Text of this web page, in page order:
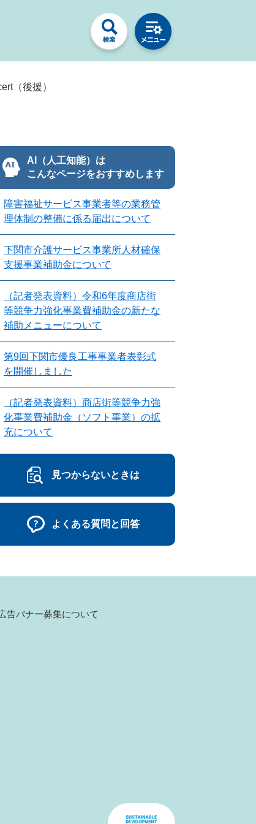
（後援）
AI（人工知能）は
こんなページをおすすめします
障害福祉サービス事業者等の業務管
理体制の整備に係る届出について
下関市介護サービス事業所人材確保
支援事業補助金について
（記者発表資料）令和6年度商店街
等競争力強化事業費補助金の新たな
補助メニューについて
第9回下関市優良工事事業者表彰式
を開催しました
（記者発表資料）商店街等競争力強
化事業費補助金（ソフト事業）の拡
充について
見つからないときは
よくある質問と回答
告バナー募集について